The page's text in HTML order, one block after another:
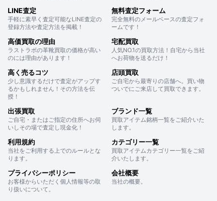
LINE査定
手軽に素早く査定可能なLINE査定の
登録方法や査定方法を掲載！
無料査定フォーム
完全無料のメールベースの査定フォ
ームです！
高価買取の理由
ラストラボの革靴買取の価格が高い
のには理由があります！
宅配買取
人気NO.1の買取方法！自宅から当社
へお荷物を送るだけ！
高く売るコツ
少し意識するだけで査定がアップす
るかもしれません！その方法を伝
授！
店頭買取
ご自宅から最寄りの店舗へ。買い物
ついでにご来店して買取できます。
出張買取
ご自宅・またはご指定の住所へお伺
いしその場で査定し現金化！
ブランド一覧
買取アイテム銘柄一覧をご紹介いた
します。
利用規約
当社をご利用する上でのルールとな
ります。
カテゴリー一覧
買取アイテムカテゴリー一覧をご紹
介いたします。
プライバシーポリシー
お客様からいただく個人情報等の取
り扱いについて。
会社概要
当社の概要。